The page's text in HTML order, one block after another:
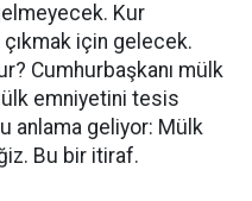
Kur
çıkmak için gelecek.
Cumhurbaşkanı mülk
emniyetini tesis
anlama geliyor: Mülk
Bu bir itiraf.